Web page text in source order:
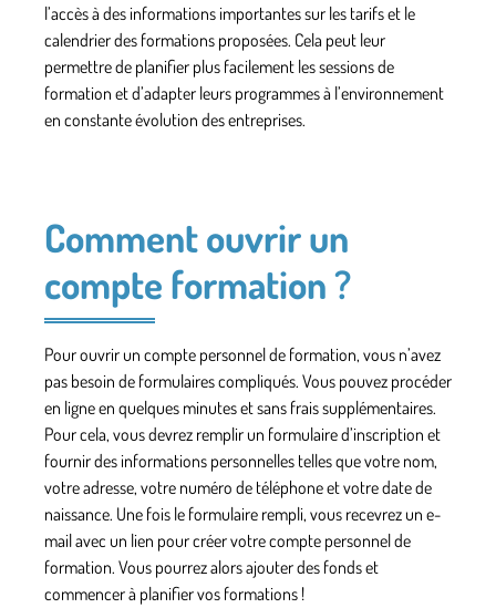
l’accès à des informations importantes sur les tarifs et le
calendrier des formations proposées. Cela peut leur
permettre de planifier plus facilement les sessions de
formation et d’adapter leurs programmes à l’environnement
en constante évolution des entreprises.
Comment ouvrir un
compte formation ?
Pour ouvrir un compte personnel de formation, vous n’avez
pas besoin de formulaires compliqués. Vous pouvez procéder
en ligne en quelques minutes et sans frais supplémentaires.
Pour cela, vous devrez remplir un formulaire d’inscription et
fournir des informations personnelles telles que votre nom,
votre adresse, votre numéro de téléphone et votre date de
naissance. Une fois le formulaire rempli, vous recevrez un e-
mailavec un lien pour créer votre compte personnel de
formation. Vous pourrez alors ajouter des fonds et
commencer à planifier vos formations !